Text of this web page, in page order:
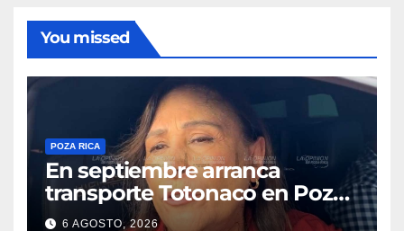
You missed
POZA RICA
En septiembre arranca
transporte Totonaco en Poza
Rica
6 AGOSTO, 2026